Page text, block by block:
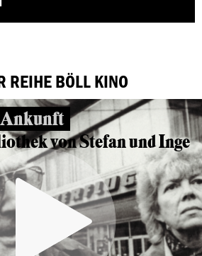
REIHE BÖLL KINO
Ankunft
von Stefan und Inge